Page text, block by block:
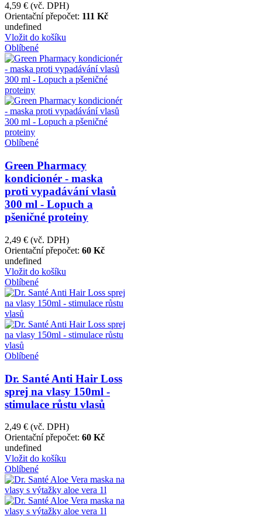
4,59 € (vč. DPH)
Orientační přepočet: 111 Kč
undefined
Vložit do košíku
Oblíbené
Oblíbené
Green Pharmacy
kondicionér - maska
proti vypadávání vlasů
300 ml - Lopuch a
pšeničné proteiny
2,49 € (vč. DPH)
Orientační přepočet: 60 Kč
undefined
Vložit do košíku
Oblíbené
Oblíbené
Dr. Santé Anti Hair Loss
sprej na vlasy 150ml -
stimulace růstu vlasů
2,49 € (vč. DPH)
Orientační přepočet: 60 Kč
undefined
Vložit do košíku
Oblíbené